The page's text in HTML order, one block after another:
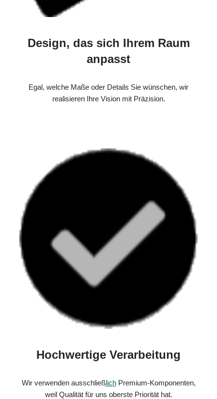
Design, das sich Ihrem Raum
anpasst
Egal, welche Maße oder Details Sie wünschen, wir
realisieren Ihre Vision mit Präzision.
Hochwertige Verarbeitung
Wir verwenden ausschließlichPremium-Komponenten,
weil Qualität für uns oberste Priorität hat.